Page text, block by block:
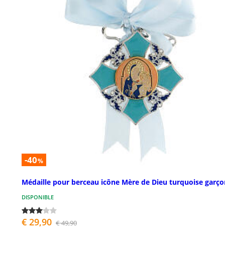
-40%
Médaille pour berceau icône Mère de Dieu turquoise
DISPONIBLE
€ 29,90 € 49,90